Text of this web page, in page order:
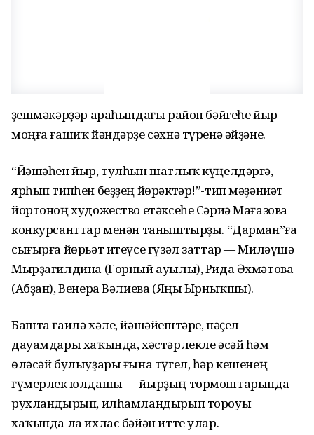
Үҙешмәкәрҙәр араһындағы район бәйгеһе йыр-
моңға ғашиҡ йәндәрҙе сәхнә түренә әйҙәне.
“Йәшәһен йыр, тулһын шатлыҡ күңелдәргә,
ярһып типһен беҙҙең йөрәктәр!”-тип мәҙәниәт
йортоноң художество етәксеһе Сәриә Мағазова
конкурсанттар менән таныштырҙы. “Дарман”ға
сығырға йөрьәт итеүсе гүзәл заттар — Миләүшә
Мырҙагилдина (Горный ауылы), Рида Әхмәтова
(Абҙан), Венера Вәлиева (Яңы Ырныҡшы).
Башта ғаилә хәле, йәшәйештәре, нәҫел
дауамдары хаҡында, хәстәрлекле әсәй һәм
өләсәй булыуҙары ғына түгел, һәр кешенең
ғүмерлек юлдашы — йырҙың тормоштарында
рухландырып, илһамландырып тороуы
хаҡында ла ихлас бәйән итте улар.